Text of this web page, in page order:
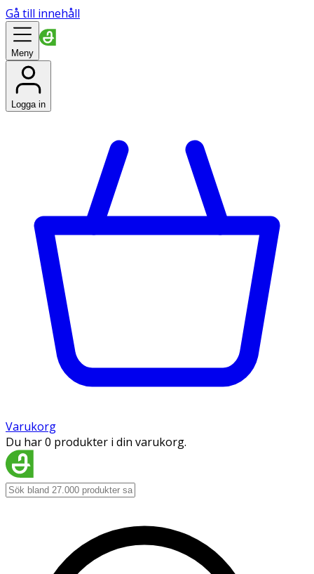
Gå till innehåll
Meny
Logga in
Varukorg
Du har 0 produkter i din varukorg.